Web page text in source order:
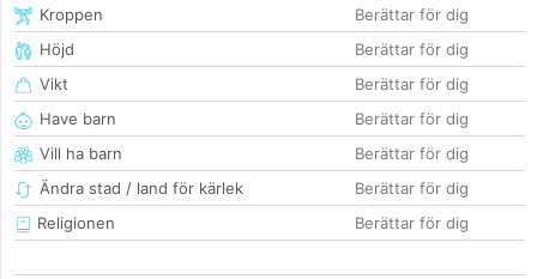
Kroppen
Berättar för dig
Höjd
Berättar för dig
Vikt
Berättar för dig
Have barn
Berättar för dig
Vill ha barn
Berättar för dig
Ändra stad / land för kärlek
Berättar för dig
Religionen
Berättar för dig